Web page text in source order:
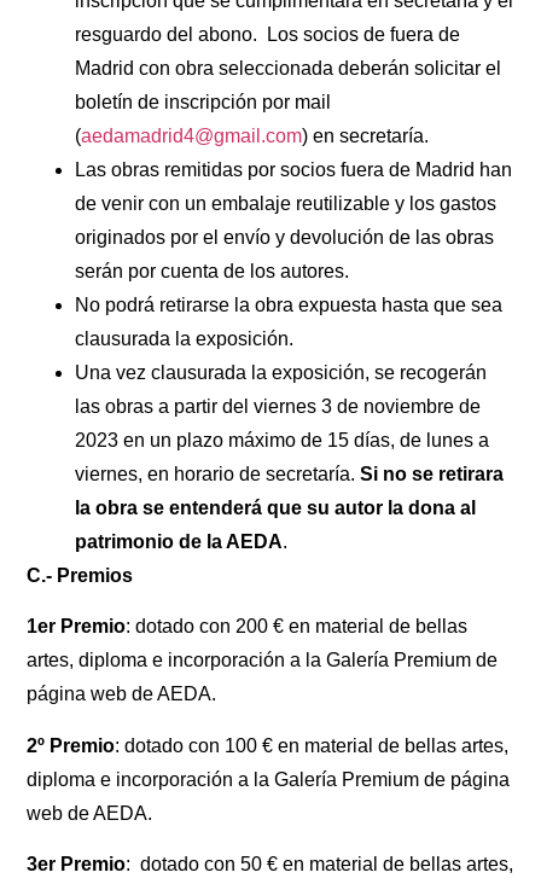
resguardo del abono. Los socios de fuera de
Madrid con obra seleccionada deberán solicitar el
boletín de inscripción por mail
(aedamadrid4@gmail.com) en secretaría.
Las obras remitidas por socios fuera de Madrid han
de venir con un embalaje reutilizable y los gastos
originados por el envío y devolución de las obras
serán por cuenta de los autores.
No podrá retirarse la obra expuesta hasta que sea
clausurada la exposición.
Una vez clausurada la exposición, se recogerán
las obras a partir del viernes 3 de noviembre de
2023 en un plazo máximo de 15 días, de lunes a
viernes, en horario de secretaría.Si no se retirara
la obra se entenderá que su autor la dona al
patrimonio de la AEDA.
C.- Premios
1er Premio: dotado con 200 € en material de bellas
artes, diploma e incorporación a la Galería Premium de
página web de AEDA.
2º Premio: dotado con 100 € en material de bellas artes,
diploma e incorporación a la Galería Premium de página
web de AEDA.
3er Premio: dotado con 50 € en material de bellas artes,